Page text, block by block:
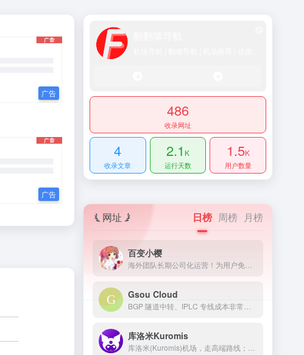
486
收录网址
4
收录文章
2.1 K
运行天数
1.5K
用户数量
网址 日榜 周榜 月榜
百变小樱
Gsou Cloud
库洛米Kuromis